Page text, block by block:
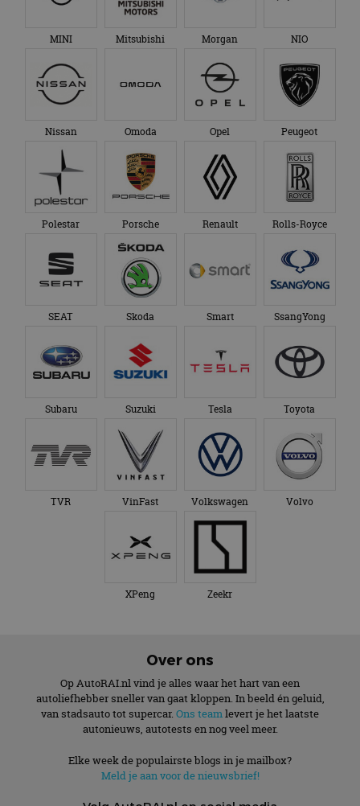
MINI Mitsubishi Morgan NIO
Nissan Omoda Opel Peugeot
Polestar Porsche Renault Rolls-Royce
SEAT Skoda Smart SsangYong
Subaru Suzuki Tesla Toyota
TVR VinFast Volkswagen Volvo
XPeng Zeekr
Over ons
Op AutoRAI.nl vind je alles waar het hart van een
autoliefhebber sneller van gaat kloppen. In beeld én geluid,
van stadsauto tot supercar. Ons teamlevert je het laatste
autonieuws, autotests en nog veel meer.
Elke week de populairste blogs in je mailbox?
Meld je aan voor de nieuwsbrief!